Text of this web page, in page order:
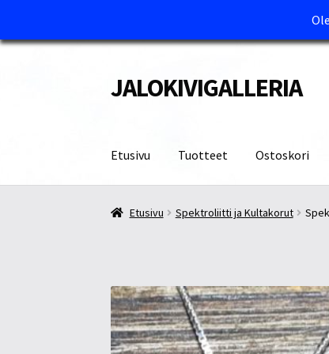
Siirry
navigointiin
Siirry
sisältöön
JALOKIVIGALLERIA
Etusivu Tuotteet Ostoskori
Etusivu Kassa Maksutavat ja Tärkeää
Etusivu Spektroliitti ja Kultakorut